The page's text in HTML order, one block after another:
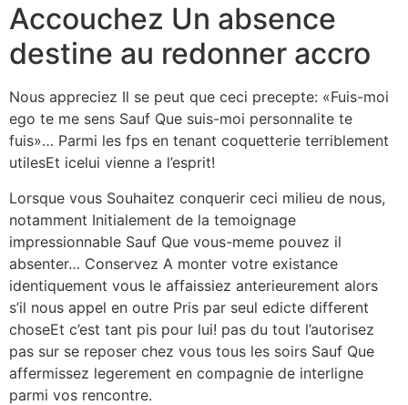
Accouchez Un absence
destine au redonner accro
Nous appreciez Il se peut que ceci precepte: «Fuis-moi
ego te me sens Sauf Que suis-moi personnalite te
fuis»… Parmi les fps en tenant coquetterie terriblement
utilesEt icelui vienne a l’esprit!
Lorsque vous Souhaitez conquerir ceci milieu de nous,
notamment Initialement de la temoignage
impressionnable Sauf Que vous-meme pouvez il
absenter… Conservez A monter votre existance
identiquement vous le affaissiez anterieurement alors
s’il nous appel en outre Pris par seul edicte different
choseEt c’est tant pis pour lui! pas du tout l’autorisez
pas sur se reposer chez vous tous les soirs Sauf Que
affermissez legerement en compagnie de interligne
parmi vos rencontre.